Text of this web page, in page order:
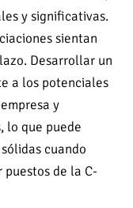
y significativas.
sientan
Desarrollar un
a los potenciales
y
lo que puede
cuando
de la C-